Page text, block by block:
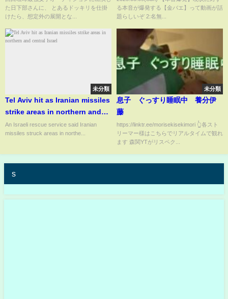
た日下部さんに、 とあるドッキリを仕掛
けたら、想定外の展開とな...
る本音が爆発する【金バエ】って動画が話
題らしいぞ 2:名無...
未分類
Tel Aviv hit as Iranian missiles
strike areas in northern and
central Israel
An Israeli rescue service said Iranian
missiles struck areas in northe...
未分類
息子 ぐっすり睡眠中 養分伊
藤
https://linktr.ee/morisekisekimori 👆各スト
リーマー様はこちらでリアルタイムで観れ
ます 森関YTがリスペク...
s